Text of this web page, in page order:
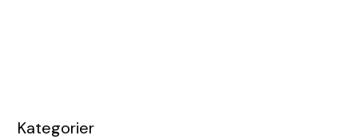
Kategorier